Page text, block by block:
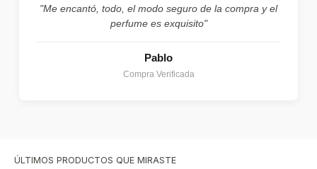
"Me encantó, todo, el modo seguro de la compra y el
perfume es exquisito"
Pablo
Compra Verificada
ÚLTIMOS PRODUCTOS QUE MIRASTE